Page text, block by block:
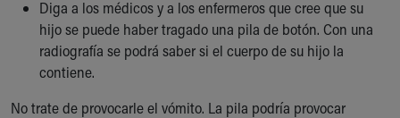
Diga a los médicos y a los enfermeros que cree que su
hijo se puede haber tragado una pila de botón. Con una
radiografía se podrá saber si el cuerpo de su hijo la
contiene.
No trate de provocarle el vómito. La pila podría provocar